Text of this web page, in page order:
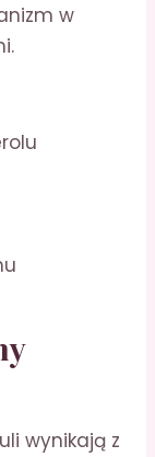
w
wynikają z